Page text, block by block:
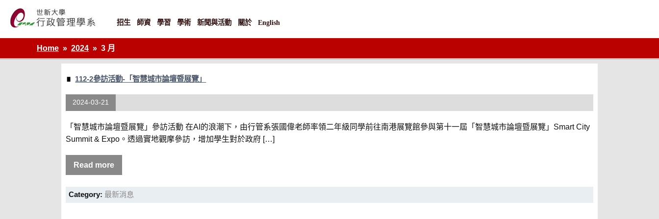
content
世新大學行政管理學系網站
招生 師資 學習 學術 新聞與活動 關於 English
Home 2024 3 月
112-2參訪活動-「智慧城市論壇暨展覽」
2024-03-21
「智慧城市論壇暨展覽」參訪活動 在AI的浪潮下，由行管系張國偉老師率領二年級同學前往南港展覽館參與第十一屆「智慧城市論壇暨展覽」Smart City
Summit & Expo。透過實地觀摩參訪，增加學生對於政府 […]
Read more
Category: 最新消息